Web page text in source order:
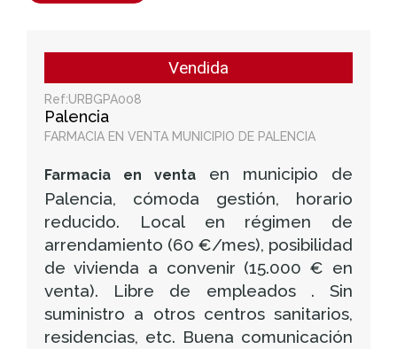
Vendida
Ref:URBGPA008
Palencia
FARMACIA EN VENTA MUNICIPIO DE PALENCIA
Farmacia en venta en municipio de
Palencia, cómoda gestión, horario
reducido. Local en régimen de
arrendamiento (60 €/mes), posibilidad
de vivienda a convenir (15.000 € en
venta). Libre de empleados . Sin
suministro a otros centros sanitarios,
residencias, etc. Buena comunicación